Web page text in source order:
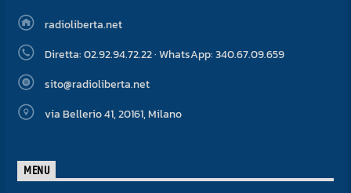
radioliberta.net
Diretta: 02.92.94.72.22 · WhatsApp: 340.67.09.659
sito@radioliberta.net
via Bellerio 41, 20161, Milano
MENU